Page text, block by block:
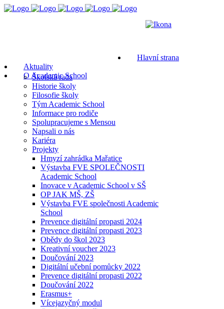
Hlavní strana
Aktuality
O Academic School
Školská rada
Historie školy
Filosofie školy
Tým Academic School
Informace pro rodiče
Spolupracujeme s Mensou
Napsali o nás
Kariéra
Projekty
Hmyzí zahrádka Mařatice
Výstavba FVE SPOLEČNOSTI
Academic School
Inovace v Academic School v SŠ
OP JAK MŠ, ZŠ
Výstavba FVE společnosti Academic
School
Prevence digitální propasti 2024
Prevence digitální propasti 2023
Obědy do škol 2023
Kreativní voucher 2023
Doučování 2023
Digitální učební pomůcky 2022
Prevence digitální propasti 2022
Doučování 2022
Erasmus+
Vícejazyčný modul